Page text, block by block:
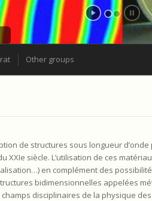
Other groups
de structures sous longueur
siècle. L’utilisation de ces
en complément des
bidimensionnelles appelées
disciplinaires de la physique